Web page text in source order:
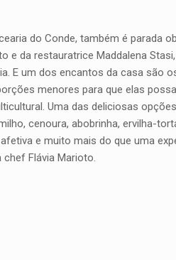
do Conde, também é parada
e da restauratrice Maddalena
E um dos encantos da casa são
menores para que elas
Uma das deliciosas
cenoura, abobrinha, ervilha-
e muito mais do que uma
chef Flávia Marioto.